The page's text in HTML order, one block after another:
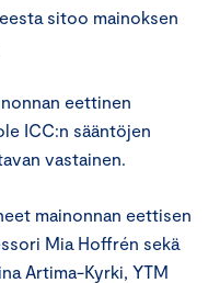
sitoo mainoksen
eettinen
ICC:n sääntöjen
vastainen.
mainonnan eettisen
Mia Hoffrén sekä
Artima-Kyrki, YTM